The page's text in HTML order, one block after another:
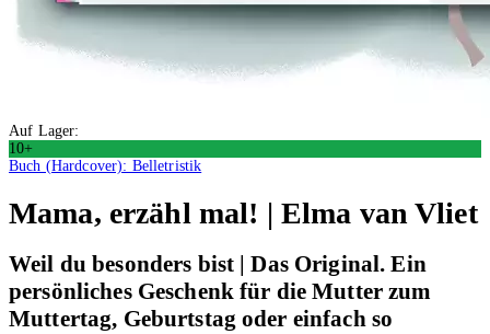
Auf Lager:
10+
Buch (Hardcover): Belletristik
Mama, erzähl mal! | Elma van Vliet
Weil du besonders bist | Das Original. Ein
persönliches Geschenk für die Mutter zum
Muttertag, Geburtstag oder einfach so